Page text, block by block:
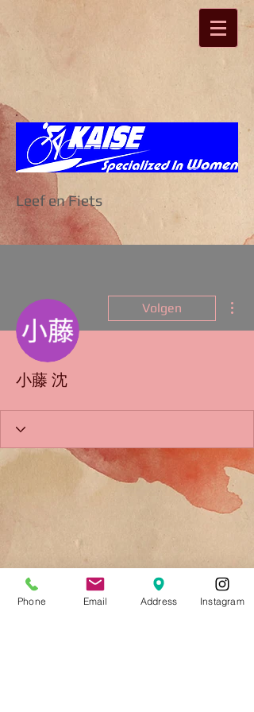
Leef en Fiets
Volgen
小藤 沈
Phone Email Address Instagram